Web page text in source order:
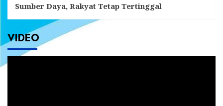
Sumber Daya, Rakyat Tetap Tertinggal
VIDEO